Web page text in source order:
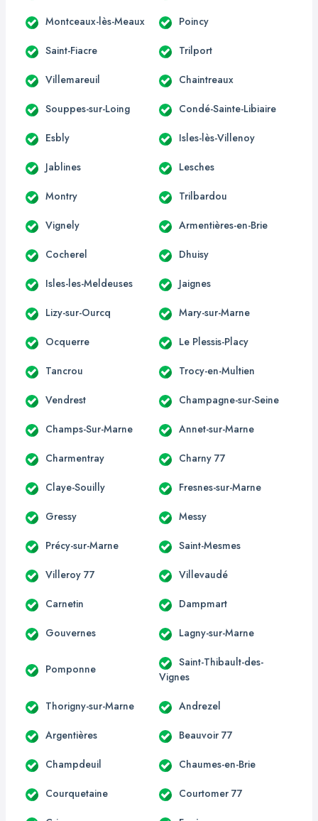
Montceaux-lès-Meaux Poincy
Saint-Fiacre Trilport
Villemareuil Chaintreaux
Souppes-sur-Loing Condé-Sainte-Libiaire
Esbly Isles-lès-Villenoy
Jablines Lesches
Montry Trilbardou
Vignely Armentières-en-Brie
Cocherel Dhuisy
Isles-les-Meldeuses Jaignes
Lizy-sur-Ourcq Mary-sur-Marne
Ocquerre Le Plessis-Placy
Tancrou Trocy-en-Multien
Vendrest Champagne-sur-Seine
Champs-Sur-Marne Annet-sur-Marne
Charmentray Charny 77
Claye-Souilly Fresnes-sur-Marne
Gressy Messy
Précy-sur-Marne Saint-Mesmes
Villeroy 77 Villevaudé
Carnetin Dampmart
Gouvernes Lagny-sur-Marne
Pomponne
Saint-Thibault-des-
Vignes
Thorigny-sur-Marne Andrezel
Argentières Beauvoir 77
Champdeuil Chaumes-en-Brie
Courquetaine Courtomer 77